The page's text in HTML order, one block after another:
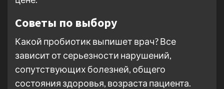
Советы по выбору
Какой пробиотик выпишет врач? Все
зависит от серьезности нарушений,
сопутствующих болезней, общего
состояния здоровья, возраста пациента.